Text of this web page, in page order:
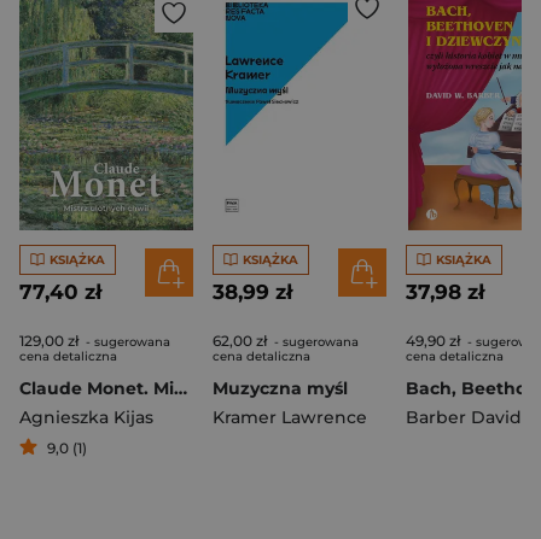
KSIĄŻKA
77,40 zł
129,00 zł - sugerowana
cena detaliczna
Claude Monet. Mistrz ulotnych chwil
Agnieszka Kijas
9,0 (1)
KSIĄŻKA
38,99 zł
62,00 zł - sugerowana
cena detaliczna
Muzyczna myśl
Kramer Lawrence
KSIĄŻKA
37,98 zł
49,90 zł -
cena detaliczna
Barber David